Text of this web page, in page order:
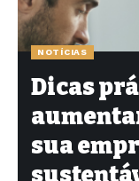
NOTÍCIAS
Dicas
sua